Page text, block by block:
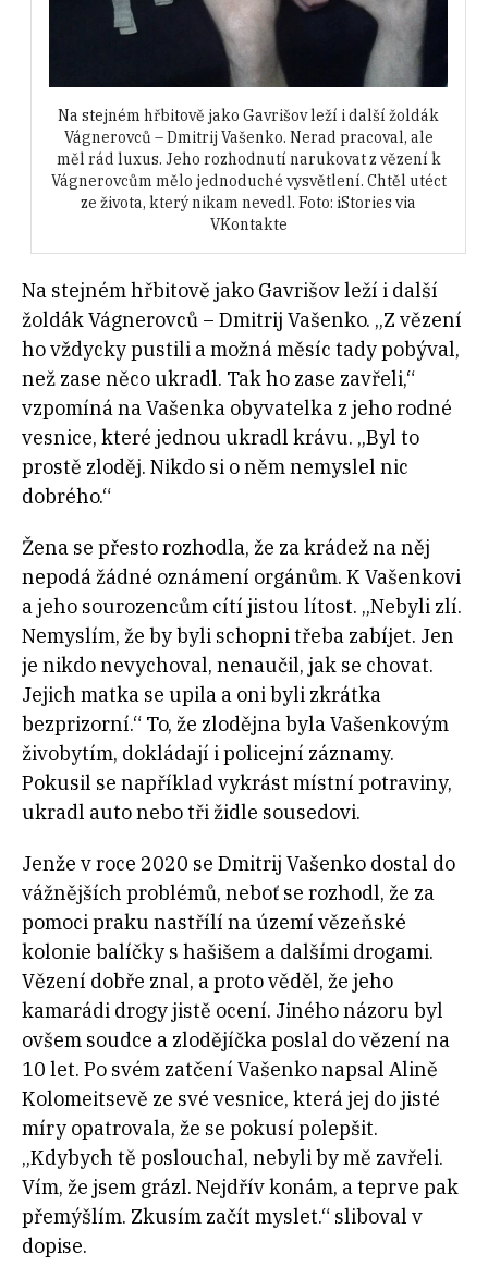
Na stejném hřbitově jako Gavrišov leží i další žoldák
Vágnerovců – Dmitrij Vašenko. Nerad pracoval, ale
měl rád luxus. Jeho rozhodnutí narukovat z vězení k
Vágnerovcům mělo jednoduché vysvětlení. Chtěl utéct
ze života, který nikam nevedl. Foto: iStories via
VKontakte
Na stejném hřbitově jako Gavrišov leží i další
žoldák Vágnerovců – Dmitrij Vašenko. „Z vězení
ho vždycky pustili a možná měsíc tady pobýval,
než zase něco ukradl. Tak ho zase zavřeli,“
vzpomíná na Vašenka obyvatelka z jeho rodné
vesnice, které jednou ukradl krávu. „Byl to
prostě zloděj. Nikdo si o něm nemyslel nic
dobrého.“
Žena se přesto rozhodla, že za krádež na něj
nepodá žádné oznámení orgánům. K Vašenkovi
a jeho sourozencům cítí jistou lítost. „Nebyli zlí.
Nemyslím, že by byli schopni třeba zabíjet. Jen
je nikdo nevychoval, nenaučil, jak se chovat.
Jejich matka se upila a oni byli zkrátka
bezprizorní.“ To, že zlodějna byla Vašenkovým
živobytím, dokládají i policejní záznamy.
Pokusil se například vykrást místní potraviny,
ukradl auto nebo tři židle sousedovi.
Jenže v roce 2020 se Dmitrij Vašenko dostal do
vážnějších problémů, neboť se rozhodl, že za
pomoci praku nastřílí na území vězeňské
kolonie balíčky s hašišem a dalšími drogami.
Vězení dobře znal, a proto věděl, že jeho
kamarádi drogy jistě ocení. Jiného názoru byl
ovšem soudce a zlodějíčka poslal do vězení na
10 let. Po svém zatčení Vašenko napsal Alině
Kolomeitsevě ze své vesnice, která jej do jisté
míry opatrovala, že se pokusí polepšit.
„Kdybych tě poslouchal, nebyli by mě zavřeli.
Vím, že jsem grázl. Nejdřív konám, a teprve pak
přemýšlím. Zkusím začít myslet.“ sliboval v
dopise.